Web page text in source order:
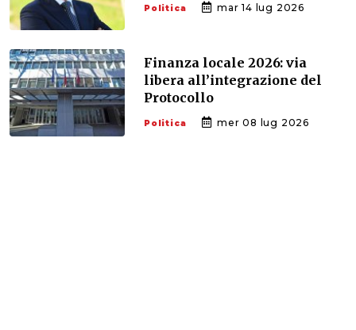
Politica mar 14 lug 2026
Finanza locale 2026: via
libera all’integrazione del
Protocollo
Politica mer 08 lug 2026